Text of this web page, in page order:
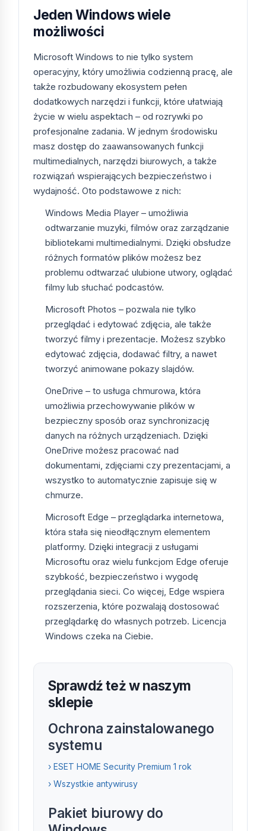
128/11), które gwarantują legalność obrotu
używanymi licencjami software w Unii
Europejskiej.
Klucz aktywacyjny otrzymujesz e-mailem w
ciągu kilku minut od zaksięgowania płatności
(Przelewy24, BLIK, karta, Apple Pay, Google
Pay). Do każdego zamówienia dołączamy
fakturę VAT, link do pobrania instalatora oraz
instrukcję aktywacji w języku polskim. Pomoc
techniczna jest dostępna pod adresem
pomoc.kluczesoft.pl od poniedziałku do piątku w
godzinach 9:00–17:00.
Czy klucze w kategorii Klucze
Windows są oryginalne?
Tak. Wszystkie klucze pochodzą z
autoryzowanych kanałów dystrybucji w Unii
Otrzymujesz fakturę VAT od Selected Supply Sp.
z o.o. (NIP 7272834817, KRS 0000765817).
Jak szybko otrzymam klucz
aktywacyjny?
Standardowo w ciągu kilku minut od
zaksięgowania płatności (Przelewy24, BLIK,
karta). Klucz wraz z linkiem do instalatora i
instrukcją w języku polskim trafia na podany przy
zamówieniu adres e-mail.
Czy oferujecie wsparcie
Tak — polskojęzyczne wsparcie odpowiada
zazwyczaj w ciągu 30 minut w godzinach 9:00–
17:00 (pn–pt). Pomoc dostępna na
pomoc.kluczesoft.pl.
Co jeśli klucz nie zadziała?
Wymieniamy wadliwy klucz bezpłatnie lub
Czy mogę otrzymać fakturę na
firmę z NIP?
Tak. Podczas zamówienia wybierz „Faktura na
wystawiona przez Selected Supply Sp. z o.o.
(NIP 7272834817, KRS 0000765817) i wysłana
Jeden Windows wiele
możliwości
Microsoft Windows to nie tylko system
operacyjny, który umożliwia codzienną pracę, ale
także rozbudowany ekosystem pełen
dodatkowych narzędzi i funkcji, które ułatwiają
życie w wielu aspektach – od rozrywki po
profesjonalne zadania. W jednym środowisku
masz dostęp do zaawansowanych funkcji
multimedialnych, narzędzi biurowych, a także
rozwiązań wspierających bezpieczeństwo i
wydajność. Oto podstawowe z nich:
Windows Media Player – umożliwia
odtwarzanie muzyki, filmów oraz zarządzanie
bibliotekami multimedialnymi. Dzięki obsłudze
różnych formatów plików możesz bez
problemu odtwarzać ulubione utwory, oglądać
filmy lub słuchać podcastów.
Microsoft Photos – pozwala nie tylko
przeglądać i edytować zdjęcia, ale także
tworzyć filmy i prezentacje. Możesz szybko
edytować zdjęcia, dodawać filtry, a nawet
tworzyć animowane pokazy slajdów.
OneDrive – to usługa chmurowa, która
umożliwia przechowywanie plików w
bezpieczny sposób oraz synchronizację
danych na różnych urządzeniach. Dzięki
OneDrive możesz pracować nad
dokumentami, zdjęciami czy prezentacjami, a
wszystko to automatycznie zapisuje się w
chmurze.
Microsoft Edge – przeglądarka internetowa,
która stała się nieodłącznym elementem
platformy. Dzięki integracji z usługami
Microsoftu oraz wielu funkcjom Edge oferuje
szybkość, bezpieczeństwo i wygodę
przeglądania sieci. Co więcej, Edge wspiera
rozszerzenia, które pozwalają dostosować
przeglądarkę do własnych potrzeb. Licencja
Windows czeka na Ciebie.
Sprawdź też w naszym
sklepie
Ochrona zainstalowanego
systemu
› ESET HOME Security Premium 1 rok
› Wszystkie antywirusy
Pakiet biurowy do